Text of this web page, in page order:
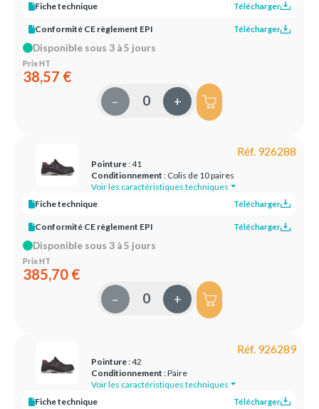
Fiche technique
Télécharger
Conformité CE règlement EPI Télécharger
Disponible sous 3 à 5 jours
Prix HT
38,57 €
– +
Réf. 926288
Pointure: 41
Conditionnement : Colis de 10 paires
Voir les caractéristiques techniques
Fiche technique
Télécharger
Conformité CE règlement EPI Télécharger
Disponible sous 3 à 5 jours
Prix HT
385,70 €
– +
Réf. 926289
Pointure: 42
Conditionnement : Paire
Voir les caractéristiques techniques
Fiche technique
Télécharger